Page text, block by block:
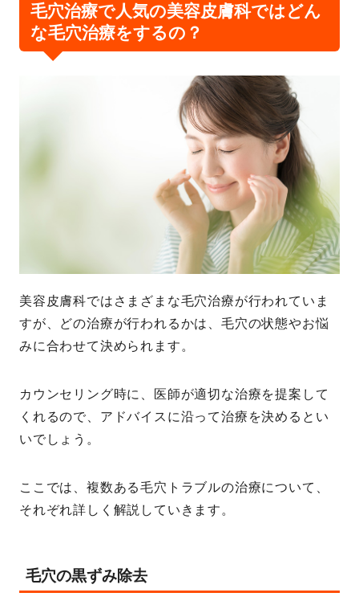
毛穴治療で人気の美容皮膚科ではどん
な毛穴治療をするの？
美容皮膚科ではさまざまな毛穴治療が行われていま
すが、どの治療が行われるかは、毛穴の状態やお悩
みに合わせて決められます。
カウンセリング時に、医師が適切な治療を提案して
くれるので、アドバイスに沿って治療を決めるとい
いでしょう。
ここでは、複数ある毛穴トラブルの治療について、
それぞれ詳しく解説していきます。
毛穴の黒ずみ除去